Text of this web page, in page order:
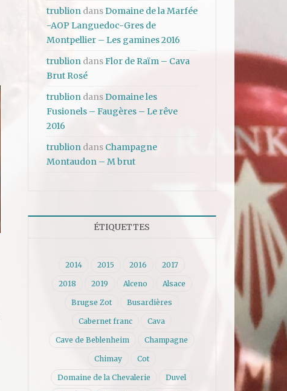
trubliondansDomaine de la Marfée
-AOP Languedoc-Gres de
Montpellier – Les gamines 2016
trubliondansFlor de Raïm – Cava
Brut Rosé
trubliondansDomaine les
Fusionels – Faugères – Le rêve
2016
trubliondans Champagne
Montaudon – M brut
ÉTIQUETTES
2014 2015 2016 2017
2018 2019 Alceno Alsace
Brugse Zot Busardières
Cabernet franc Cava
Cave de Beblenheim Champagne
Chimay Cot
Domaine de la Chevalerie Duvel